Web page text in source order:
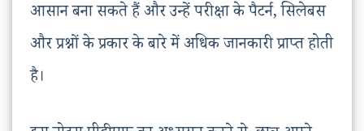
आसान बना सकते हैं और उन्हें परीक्षा के पैटर्न, सिलेबस
और प्रश्नों के प्रकार के बारे में अधिक जानकारी प्राप्त होती
है।